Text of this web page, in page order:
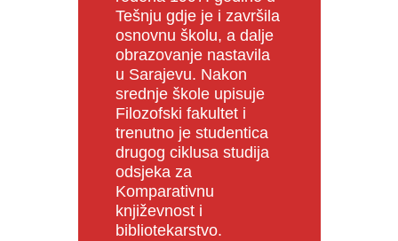
Tešnju gdje je i završila
osnovnu školu, a dalje
obrazovanje nastavila
u Sarajevu. Nakon
srednje škole upisuje
Filozofski fakultet i
trenutno je studentica
drugog ciklusa studija
odsjeka za
Komparativnu
književnost i
bibliotekarstvo.